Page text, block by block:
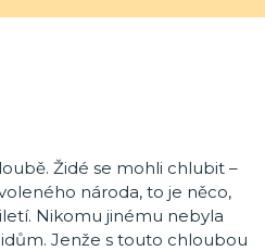
Židé se mohli chlubit –
národa, to je něco,
Nikomu jinému nebyla
Jenže s touto chloubou